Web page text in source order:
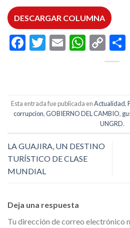
DESCARGAR COLUMNA
Facebook
Twitter
Email
Link
Esta entrada fue publicada enActualidad,
corrupcion,GOBIERNO DEL CAMBIO,
UNGRD.
LA GUAJIRA, UN DESTINO
TURÍSTICO DE CLASE
MUNDIAL
Deja una respuesta
Tu dirección de correo electrónico